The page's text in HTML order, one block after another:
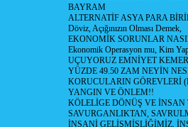
BAYRAM
ALTERNATİF ASYA PARA
Döviz, Açığınızın Olması Demek,
EKONOMİK SORUNLAR
Ekonomik Operasyon mu, Kim
UÇUYORUZ EMNİYET
YÜZDE 49.50 ZAM NEYİN
KORUCULARIN GÖREVLERİ
YANGIN VE ÖNLEM!!
KÖLELİGE DÖNÜŞ VE İNSAN
SAVURGANLIKTAN,
İNSANİ GELİŞMİŞLİĞİMİZ,